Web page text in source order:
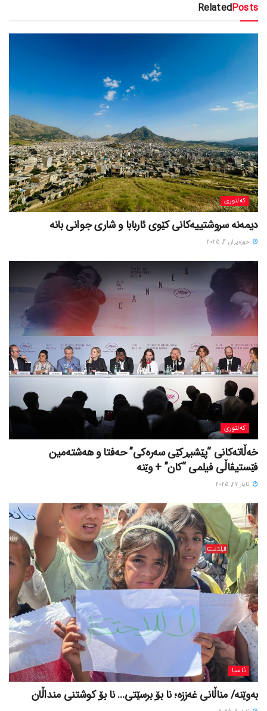
RelatedPosts
کەلتوری
حوزه‌یران 4, 2025
کەلتوری
خه‌ڵاته‌کانی “پێشبڕکێی سه‌ره‌کی” حه‌فتا و هه‌شته‌مین
فێستیڤاڵی فیلمی “کان” + وێنە
ئایار 27, 2025
ئاسیا
بەوێنە/ مناڵانی غەززە؛ نا بۆ برسێتی… نا بۆ کوشتنی منداڵان